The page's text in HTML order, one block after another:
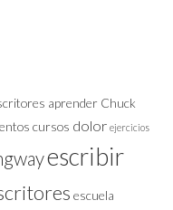
aprender Chuck
cursos dolor ejercicios
escribir
escuela